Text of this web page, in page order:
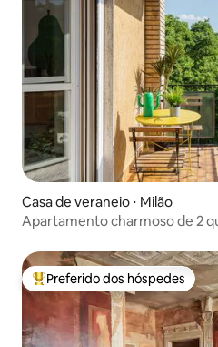
Casa de veraneio ⋅ Milão
Apartamento charmoso de 2
Entre os melhores preferidos
Preferido dos hóspedes